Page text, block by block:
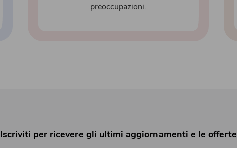
preoccupazioni.
Iscriviti per ricevere gli ultimi aggiornamenti e le offerte